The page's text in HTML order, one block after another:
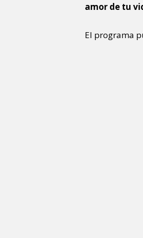
amor de tu
El programa